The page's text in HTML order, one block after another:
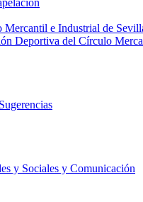
Mercantil e Industrial de
Deportiva del Círculo
y Sociales y Comunicación